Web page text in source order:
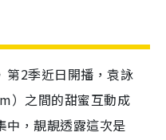
第2季近日開播，袁詠
）之間的甜蜜互動成
中，靚靚透露這次是